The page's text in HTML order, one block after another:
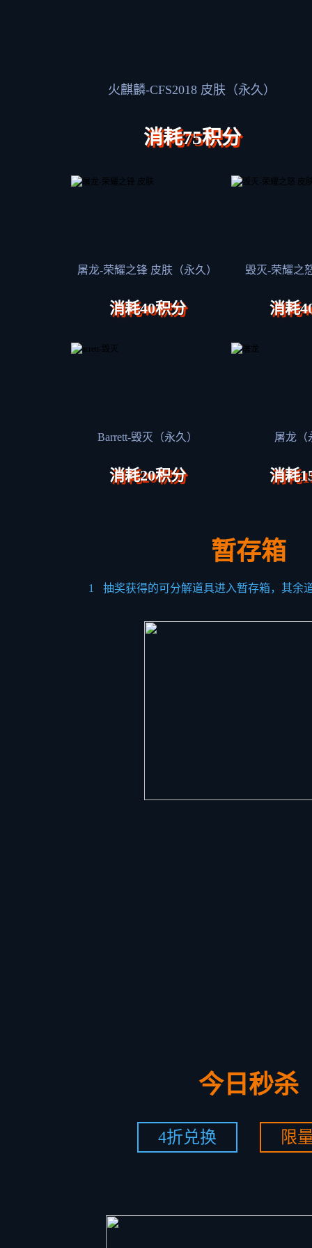
火麒麟-CFS2018 皮肤（永久）
消耗75积分
屠龙-荣耀之锋 皮肤（永久）
消耗40积分
毁灭-荣耀之
消耗
Barrett-毁灭（永久）
消耗20积分
屠龙（
消耗
暂存箱
1 抽奖获得的可分解道具进入暂存箱，其余
今日秒杀
4折兑换 限